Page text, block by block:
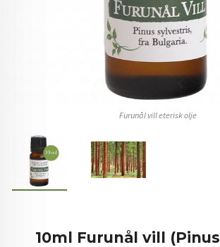
Furunål vill eterisk olje
10ml Furunål vill (Pinus